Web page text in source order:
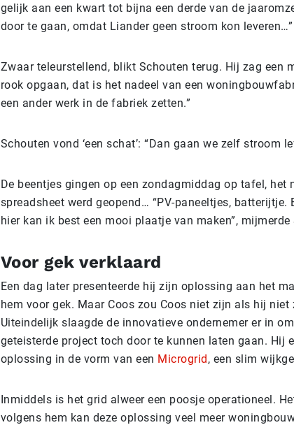
gelijk aan een kwart tot bijna een derde van de
door te gaan, omdat Liander geen stroom kon leveren…”
Zwaar teleurstellend, blikt Schouten terug. Hij zag een
rook opgaan, dat is het nadeel van een
een ander werk in de fabriek zetten.”
Schouten vond ‘een schat’: “Dan gaan we zelf stroom
De beentjes gingen op een zondagmiddag op tafel, het
spreadsheet werd geopend… “PV-paneeltjes, batterijtje.
hier kan ik best een mooi plaatje van maken”, mijmerde
Voor gek verklaard
Een dag later presenteerde hij zijn oplossing aan het
hem voor gek. Maar Coos zou Coos niet zijn als hij
Uiteindelijk slaagde de innovatieve ondernemer er in
geteisterde project toch door te kunnen laten gaan. Hij
oplossing in de vorm van een Microgrid, een slim
Inmiddels is het grid alweer een poosje operationeel.
volgens hem kan deze oplossing veel meer